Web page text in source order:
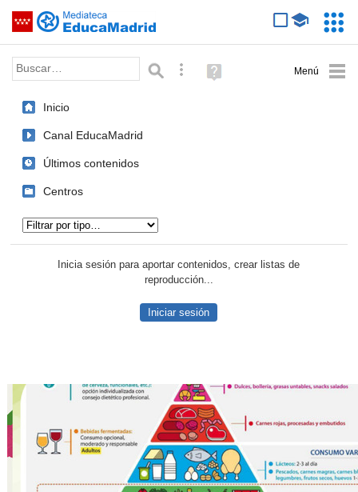
Saltar navegación
Palabra o frase: Búsqueda avanzada
Ayuda
(en
Inicio
Canal EducaMadrid
Últimos contenidos
Centros
Inicia sesión para aportar contenidos, crear listas de
reproducción...
Iniciar sesión